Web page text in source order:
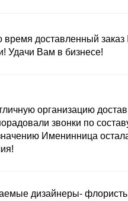
время доставленный
Удачи Вам в бизнесе!
организацию
звонки по
Именинница
дизайнеры-